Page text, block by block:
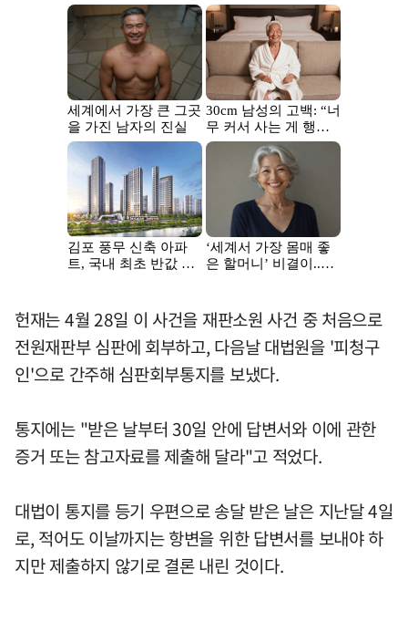
헌재는 4월 28일 이 사건을 재판소원 사건 중 처음으로
전원재판부 심판에 회부하고, 다음날 대법원을 '피청구
인'으로 간주해 심판회부통지를 보냈다.
통지에는 "받은 날부터 30일 안에 답변서와 이에 관한
증거 또는 참고자료를 제출해 달라"고 적었다.
대법이 통지를 등기 우편으로 송달 받은 날은 지난달 4일
로, 적어도 이날까지는 항변을 위한 답변서를 보내야 하
지만 제출하지 않기로 결론 내린 것이다.